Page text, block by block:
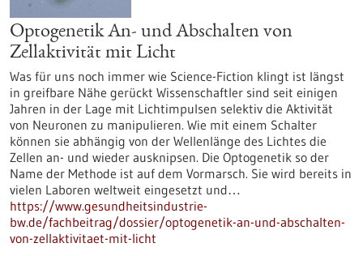
Optogenetik An- und Abschalten von
Zellaktivität mit Licht
Was für uns noch immer wie Science-Fiction klingt ist längst
in greifbare Nähe gerückt Wissenschaftler sind seit einigen
Jahren in der Lage mit Lichtimpulsen selektiv die Aktivität
von Neuronen zu manipulieren. Wie mit einem Schalter
können sie abhängig von der Wellenlänge des Lichtes die
Zellen an- und wieder ausknipsen. Die Optogenetik so der
Name der Methode ist auf dem Vormarsch. Sie wird bereits in
vielen Laboren weltweit eingesetzt und…
https://www.gesundheitsindustrie-
bw.de/fachbeitrag/dossier/optogenetik-an-und-abschalten-
von-zellaktivitaet-mit-licht